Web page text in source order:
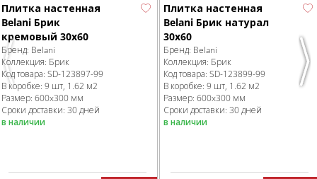
Previous
Плитка настенная
Belani Брик
кремовый 30x60
Бренд: Belani
Коллекция: Брик
Код товара: SD-123897-99
В коробке: 9 шт, 1.62 м2
Размер: 600x300 мм
Сроки доставки: 30 дней
в наличии
Плитка настенная
Belani Брик натурал
30x60
Бренд: Belani
Коллекция: Брик
Код товара: SD-123899-99
В коробке: 9 шт, 1.62 м2
Размер: 600x300 мм
Сроки доставки: 30 дней
в наличии